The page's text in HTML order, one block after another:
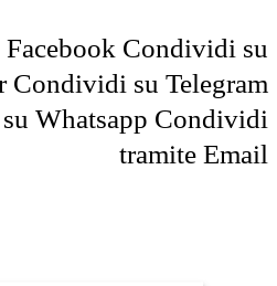
Condividi su
Condividi su Telegram
Whatsapp Condividi
tramite Email